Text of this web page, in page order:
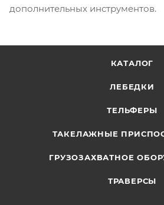
дополнительных инструментов.
КАТАЛОГ
ЛЕБЕДКИ
ТЕЛЬФЕРЫ
ТАКЕЛАЖНЫЕ
ГРУЗОЗАХВАТНОЕ
ТРАВЕРСЫ